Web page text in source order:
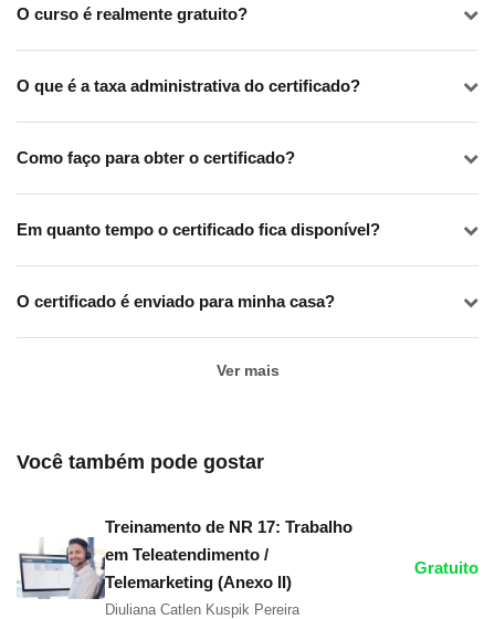
O curso é realmente gratuito?
O que é a taxa administrativa do certificado?
Como faço para obter o certificado?
Em quanto tempo o certificado fica disponível?
O certificado é enviado para minha casa?
Ver mais
Você também pode gostar
Treinamento de NR 17: Trabalho
em Teleatendimento /
Telemarketing (Anexo II)
Diuliana Catlen Kuspik Pereira
Gratuito